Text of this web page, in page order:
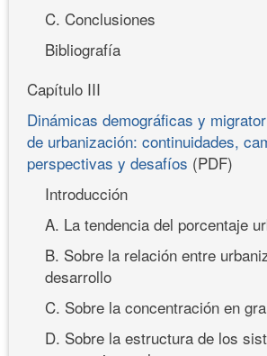
C. Conclusiones
Bibliografía
Capítulo III
Dinámicas demográficas y
de urbanización: continuidades,
perspectivas y desafíos (PDF)
Introducción
A. La tendencia del porcentaje
B. Sobre la relación entre
desarrollo
C. Sobre la concentración en
D. Sobre la estructura de los